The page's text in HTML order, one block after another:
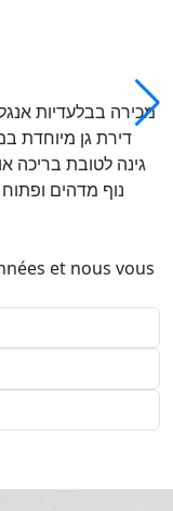
מכירה בבלעדיות
נוף מדהים
et nous vous